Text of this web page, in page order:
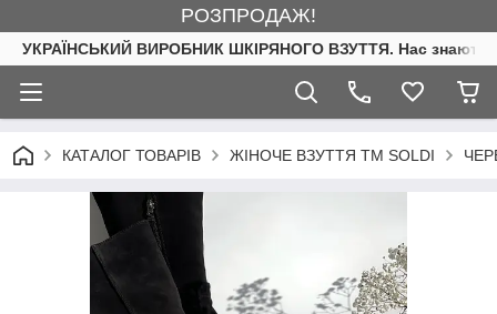
РОЗПРОДАЖ!
УКРАЇНСЬКИЙ ВИРОБНИК ШКІРЯНОГО ВЗУТТЯ. Нас знають.
КАТАЛОГ ТОВАРІВ ЖІНОЧЕ ВЗУТТЯ ТМ SOLDI